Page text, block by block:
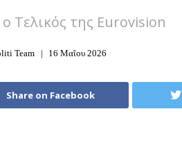
Τελικός της Eurovision
Team 16 Μαΐου 2026
Share on Facebook